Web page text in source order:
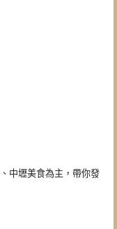
中壢美食為主，帶你發